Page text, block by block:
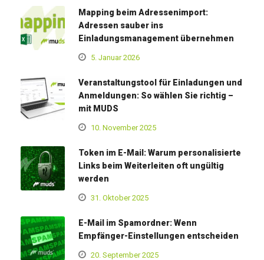
Mapping beim Adressenimport:
Adressen sauber ins
Einladungsmanagement übernehmen
5. Januar 2026
Veranstaltungstool für Einladungen und
Anmeldungen: So wählen Sie richtig –
mit MUDS
10. November 2025
Token im E-Mail: Warum personalisierte
Links beim Weiterleiten oft ungültig
werden
31. Oktober 2025
E-Mail im Spamordner: Wenn
Empfänger-Einstellungen entscheiden
20. September 2025